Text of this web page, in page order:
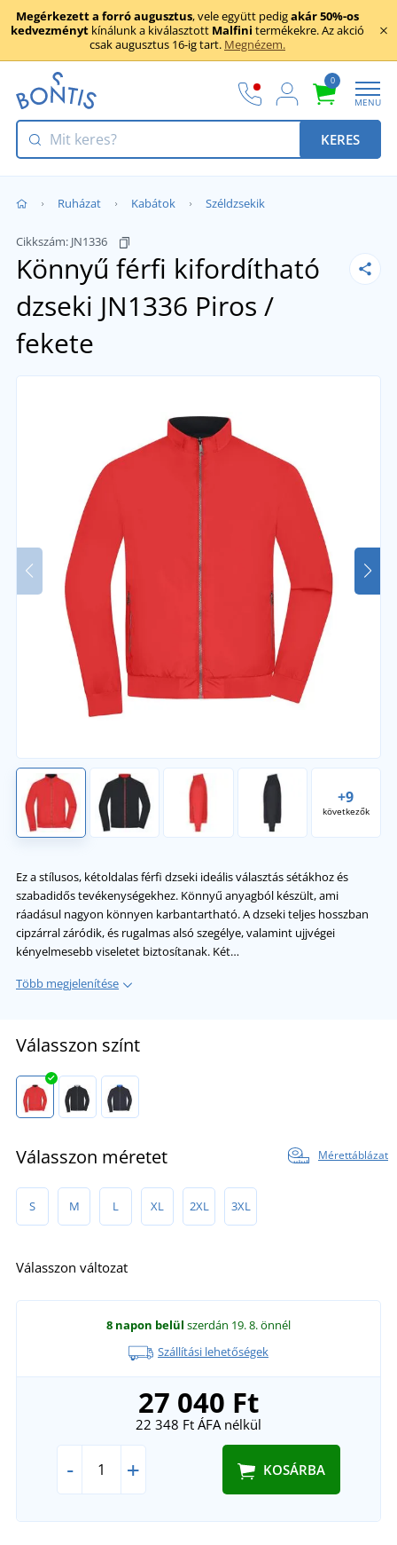
Megérkezett a forró augusztus, vele együtt pedigakár 50%-os
kedvezményt kínálunk a kiválasztott Malfini termékekre. Az akció
csak augusztus 16-ig tart. Megnézem.
0
MENU
KERES
Ruházat Kabátok Széldzsekik
Cikkszám: JN1336
Könnyű férfi kifordítható
dzseki JN1336 Piros /
fekete
+9
következők
Ez a stílusos, kétoldalas férfi dzseki ideális választás sétákhoz és
szabadidős tevékenységekhez. Könnyű anyagból készült, ami
ráadásul nagyon könnyen karbantartható. A dzseki teljes hosszban
cipzárral záródik, és rugalmas alsó szegélye, valamint ujjvégei
kényelmesebb viseletet biztosítanak. Két…
Több megjelenítése
Válasszon színt
Válasszon méretet Mérettáblázat
S M L XL 2XL 3XL
Válasszon változat
8 napon belül szerdán 19. 8.önnél
Szállítási lehetőségek
27 040 Ft
22 348 Ft ÁFA nélkül
- + KOSÁRBA